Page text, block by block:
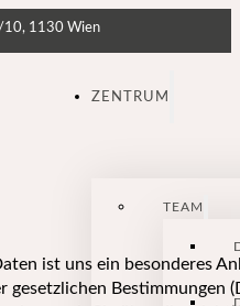
10, 1130 Wien
ZENTRUM
TEAM
ist uns ein besonderes
Bestimmungen